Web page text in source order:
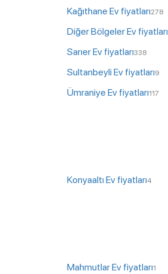
Kağıthane Ev fiyatları278
Diğer Bölgeler Ev fiyatları
Sarıer Ev fiyatları338
Sultanbeyli Ev fiyatları9
Ümraniye Ev fiyatları117
Konyaaltı Ev fiyatları4
Mahmutlar Ev fiyatları1